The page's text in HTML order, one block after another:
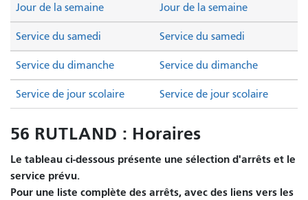
Service du samedi Service du samedi
Service du dimanche Service du dimanche
Jour de la semaine Jour de la semaine
Service de jour scolaire Service de jour scolaire
56 RUTLAND : Horaires
Le tableau ci-dessous présente une sélection d'arrêts et le
service prévu.
Pour une liste complète des arrêts, avec des liens vers les